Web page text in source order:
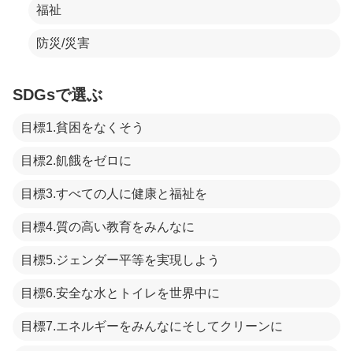
福祉
防災/災害
SDGsで選ぶ
目標1.貧困をなくそう
目標2.飢餓をゼロに
目標3.すべての人に健康と福祉を
目標4.質の高い教育をみんなに
目標5.ジェンダー平等を実現しよう
目標6.安全な水とトイレを世界中に
目標7.エネルギーをみんなにそしてクリーンに